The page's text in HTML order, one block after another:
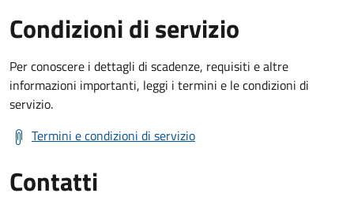
Condizioni di servizio
Per conoscere i dettagli di scadenze, requisiti e altre
informazioni importanti, leggi i termini e le condizioni di
servizio.
Termini e condizioni di servizio
Contatti